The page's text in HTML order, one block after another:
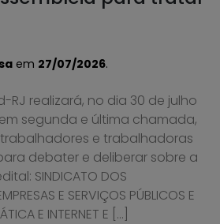
em 27/07/2026.
RJ realizará, no dia 30 de julho
segunda e última chamada,
e trabalhadoras
debater e deliberar sobre a
SINDICATO DOS
E SERVIÇOS PÚBLICOS E
E INTERNET E […]